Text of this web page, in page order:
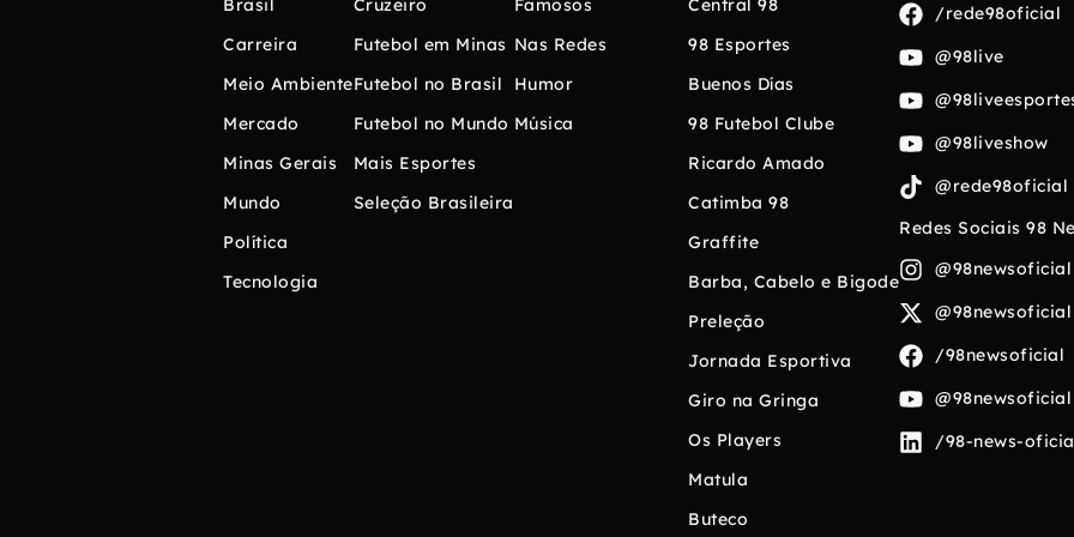
Brasil
Carreira
Meio Ambiente
Mercado
Minas Gerais
Mundo
Política
Tecnologia
Cruzeiro
Futebol em Minas
Futebol no Brasil
Futebol no Mundo
Mais Esportes
Seleção Brasileira
Famosos
Nas Redes
Humor
Música
Central 98
98 Esportes
Buenos Días
98 Futebol Clube
Ricardo Amado
Catimba 98
Graffite
Barba, Cabelo e Bigode
Preleção
Jornada Esportiva
Giro na Gringa
Os Players
Matula
Buteco
/rede98oficial
@98live
@98liveshow
@rede98oficial
Redes Sociais 98
@98newsoficial
@98newsoficial
/98newsoficial
@98newsoficial
/98-news-